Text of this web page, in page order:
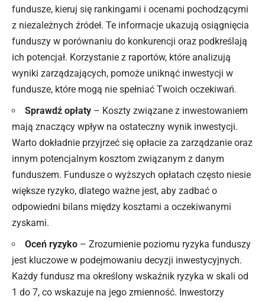
fundusze, kieruj się rankingami i ocenami pochodzącymi
z niezależnych źródeł. Te informacje ukazują osiągnięcia
funduszy w porównaniu do konkurencji oraz podkreślają
ich potencjał. Korzystanie z raportów, które analizują
wyniki zarządzających, pomoże uniknąć inwestycji w
fundusze, które mogą nie spełniać Twoich oczekiwań.
Sprawdź opłaty – Koszty związane z inwestowaniem
mają znaczący wpływ na ostateczny wynik inwestycji.
Warto dokładnie przyjrzeć się opłacie za zarządzanie oraz
innym potencjalnym kosztom związanym z danym
funduszem. Fundusze o wyższych opłatach często niesie
większe ryzyko, dlatego ważne jest, aby zadbać o
odpowiedni bilans między kosztami a oczekiwanymi
zyskami.
Oceń ryzyko – Zrozumienie poziomu ryzyka funduszy
jest kluczowe w podejmowaniu decyzji inwestycyjnych.
Każdy fundusz ma określony wskaźnik ryzyka w skali od
1 do 7, co wskazuje na jego zmienność. Inwestorzy